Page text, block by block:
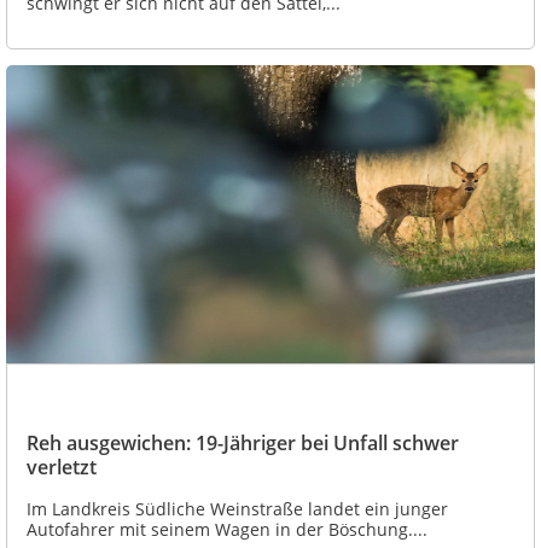
Reh ausgewichen: 19-Jähriger bei Unfall schwer
verletzt
Im Landkreis Südliche Weinstraße landet ein junger
Autofahrer mit seinem Wagen in der Böschung....